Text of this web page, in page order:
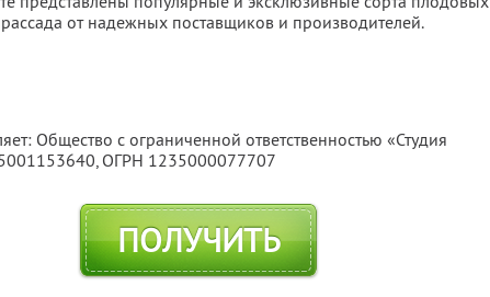
рассада от надежных поставщиков и производителей.
Общество с ограниченной ответственностью «Студия
, ОГРН 1235000077707
ПОЛУЧИТЬ